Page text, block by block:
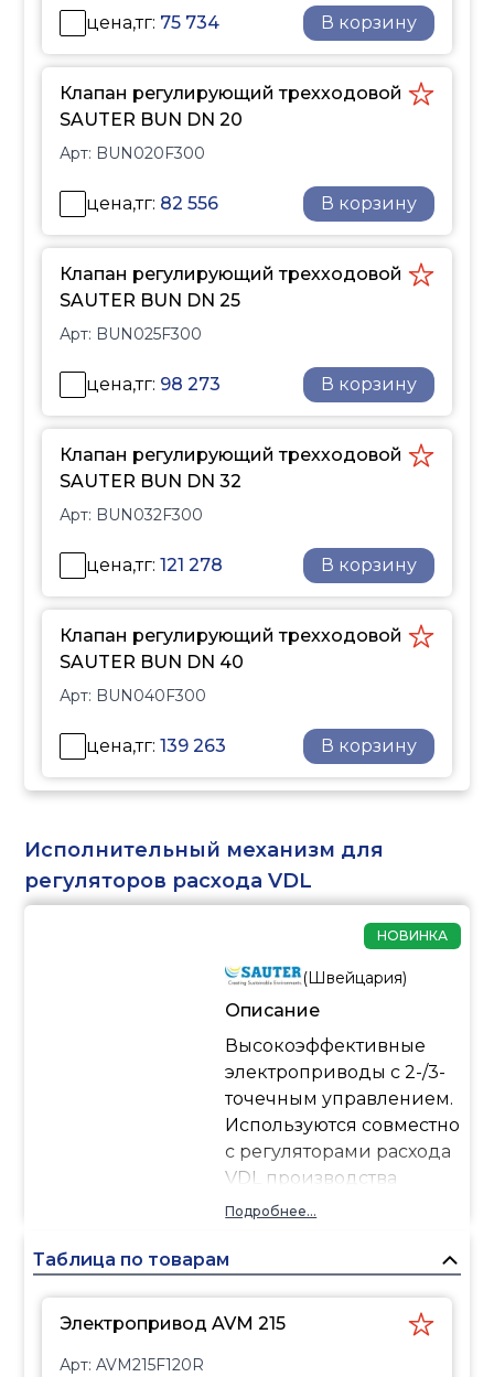
и AVF 125S, обеспечивая
точное и надежное
управление.
Равнопроцентная
характеристика (F300) и
позволяют подобрать
оптимальное решение
для различных систем
автоматизации.
Клапан закрывается при
цена,тг: 75 734 В корзину
Клапан регулирующий трехходовой
SAUTER BUN DN 20
Арт: BUN020F300
цена,тг: 82 556 В корзину
Клапан регулирующий трехходовой
SAUTER BUN DN 25
Арт: BUN025F300
цена,тг: 98 273 В корзину
Клапан регулирующий трехходовой
SAUTER BUN DN 32
Арт: BUN032F300
цена,тг:121 278 В корзину
Клапан регулирующий трехходовой
SAUTER BUN DN 40
Арт: BUN040F300
цена,тг:139 263 В корзину
Исполнительный механизм для
регуляторов расхода VDL
НОВИНКА
(Швейцария)
Описание
Высокоэффективные
электроприводы с 2-/3-
точечным управлением.
Используются совместно
с регуляторами расхода
VDL производства
Sauter.
Подробнее...
Таблица по товарам
Электропривод AVM 215
Арт:AVM215F120R